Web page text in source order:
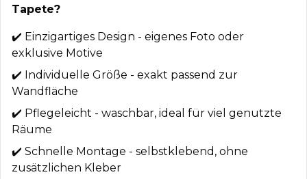
Tapete?
✔️ Einzigartiges Design - eigenes Foto oder
exklusive Motive
✔️ Individuelle Größe - exakt passend zur
Wandfläche
✔️ Pflegeleicht - waschbar, ideal für viel genutzte
Räume
✔️ Schnelle Montage - selbstklebend, ohne
zusätzlichen Kleber